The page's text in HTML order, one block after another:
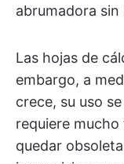
abrumadora sin
Las hojas de
embargo, a
crece, su uso
requiere
quedar